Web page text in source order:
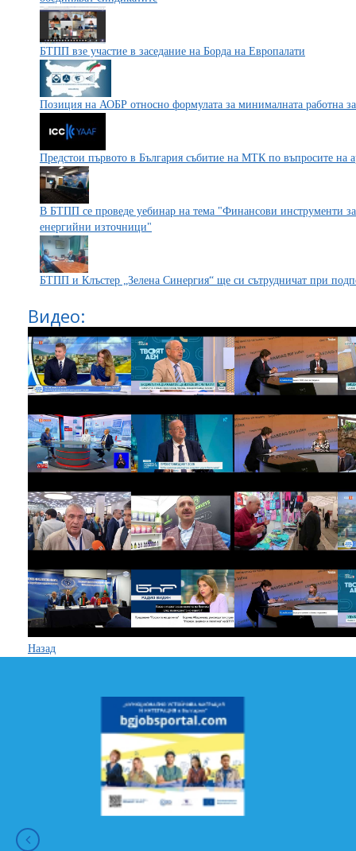
БТПП взе участие в заседание на Борда на Европалати
Позиция на АОБР относно формулата за минималната работна
Предстои първото в България събитие на МТК по въпросите на
В БТПП се проведе уебинар на тема "Финансови инструменти
енергийни източници"
БТПП и Клъстер „Зелена Синергия“ ще си сътрудничат при
Видео:
Назад